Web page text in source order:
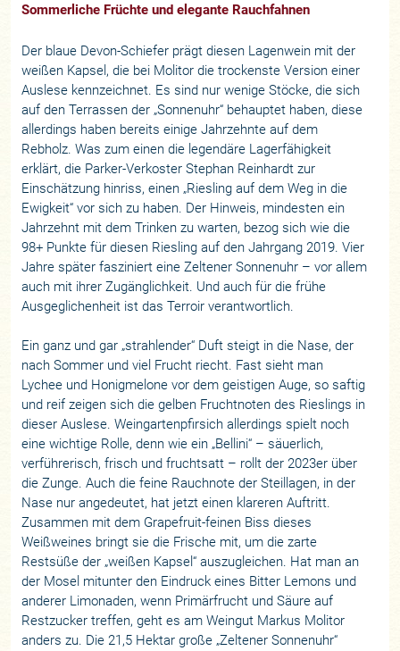
Sommerliche Früchte und elegante Rauchfahnen
Der blaue Devon-Schiefer prägt diesen Lagenwein mit der
weißen Kapsel, die bei Molitor die trockenste Version einer
Auslese kennzeichnet. Es sind nur wenige Stöcke, die sich
auf den Terrassen der „Sonnenuhr“ behauptet haben, diese
allerdings haben bereits einige Jahrzehnte auf dem
Rebholz. Was zum einen die legendäre Lagerfähigkeit
erklärt, die Parker-Verkoster Stephan Reinhardt zur
Einschätzung hinriss, einen „Riesling auf dem Weg in die
Ewigkeit“ vor sich zu haben. Der Hinweis, mindesten ein
Jahrzehnt mit dem Trinken zu warten, bezog sich wie die
98+ Punkte für diesen Riesling auf den Jahrgang 2019. Vier
Jahre später fasziniert eine Zeltener Sonnenuhr – vor allem
auch mit ihrer Zugänglichkeit. Und auch für die frühe
Ausgeglichenheit ist das Terroir verantwortlich.
Ein ganz und gar „strahlender“ Duft steigt in die Nase, der
nach Sommer und viel Frucht riecht. Fast sieht man
Lychee und Honigmelone vor dem geistigen Auge, so saftig
und reif zeigen sich die gelben Fruchtnoten des Rieslings in
dieser Auslese. Weingartenpfirsich allerdings spielt noch
eine wichtige Rolle, denn wie ein „Bellini“ – säuerlich,
verführerisch, frisch und fruchtsatt – rollt der 2023er über
die Zunge. Auch die feine Rauchnote der Steillagen, in der
Nase nur angedeutet, hat jetzt einen klareren Auftritt.
Zusammen mit dem Grapefruit-feinen Biss dieses
Weißweines bringt sie die Frische mit, um die zarte
Restsüße der „weißen Kapsel“ auszugleichen. Hat man an
der Mosel mitunter den Eindruck eines Bitter Lemons und
anderer Limonaden, wenn Primärfrucht und Säure auf
Restzucker treffen, geht es am Weingut Markus Molitor
anders zu. Die 21,5 Hektar große „Zeltener Sonnenuhr“